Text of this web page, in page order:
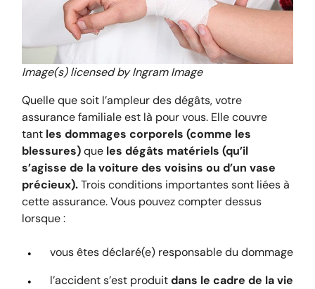
Image(s) licensed by Ingram Image
Quelle que soit l’ampleur des dégâts, votre
assurance familiale est là pour vous. Elle couvre
tant les dommages corporels (comme les
blessures)que les dégâts matériels (qu’il
s’agisse de la voiture des voisins ou d’un vase
précieux).Trois conditions importantes sont liées à
cette assurance. Vous pouvez compter dessus
lorsque :
vous êtes déclaré(e) responsable du dommage
l’accident s’est produitdans le cadre de la vie